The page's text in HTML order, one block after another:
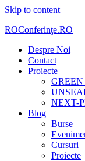
Skip to content
ROConferinţe.RO
Despre Noi
Contact
Proiecte
NEXT-
Blog
Burse
Cursuri
Proiecte